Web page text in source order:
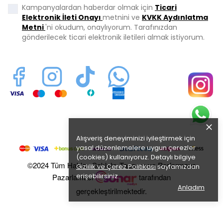
Alışveriş deneyiminizi iyileştirmek için
yasal düzenlemelere uygun çerezler
(cookies) kullanıyoruz. Detaylı bilgiye
Gizlilik ve Çerez Politikasısayfamızdan
erişebilirsiniz.
Anladım
Kampanyalardan haberdar olmak için Ticari
Elektronik İleti Onayı metnini ve KVKK Aydınlatma
Metni'ni okudum, onaylıyorum. Tarafınızdan
gönderilecek ticari elektronik iletileri almak istiyorum.
©2024 Tüm Hakları Saklıdır. Tasarım ve Performans
Pazarlaması
tarafından
gerçekleştirilmektedir.